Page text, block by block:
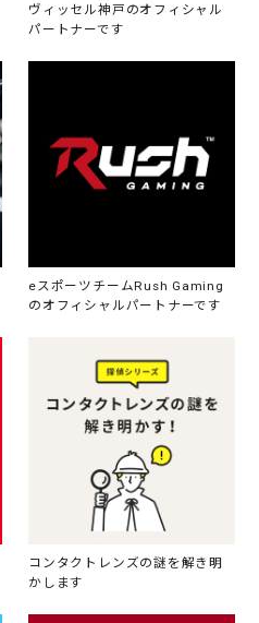
ヴィッセル神戸のオフィシャル
パートナーです
eスポーツチームRush Gaming
のオフィシャルパートナーです
コンタクトレンズの謎を解き明
かします